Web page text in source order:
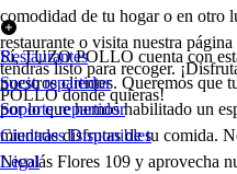
comodidad de tu hogar o en otro
restaurante o visita nuestra
tendrás listo para recoger.
POLLO donde quieras!
Sí, TUZO POLLO cuenta con
nuestros clientes. Queremos que
por lo que hemos habilitado un
mientras disfrutas de tu comida.
Nicolás Flores 109 y aprovecha
Restaurantes
Socio repartidor
Soporte repartidor
Ciudades Disponibles
Legal